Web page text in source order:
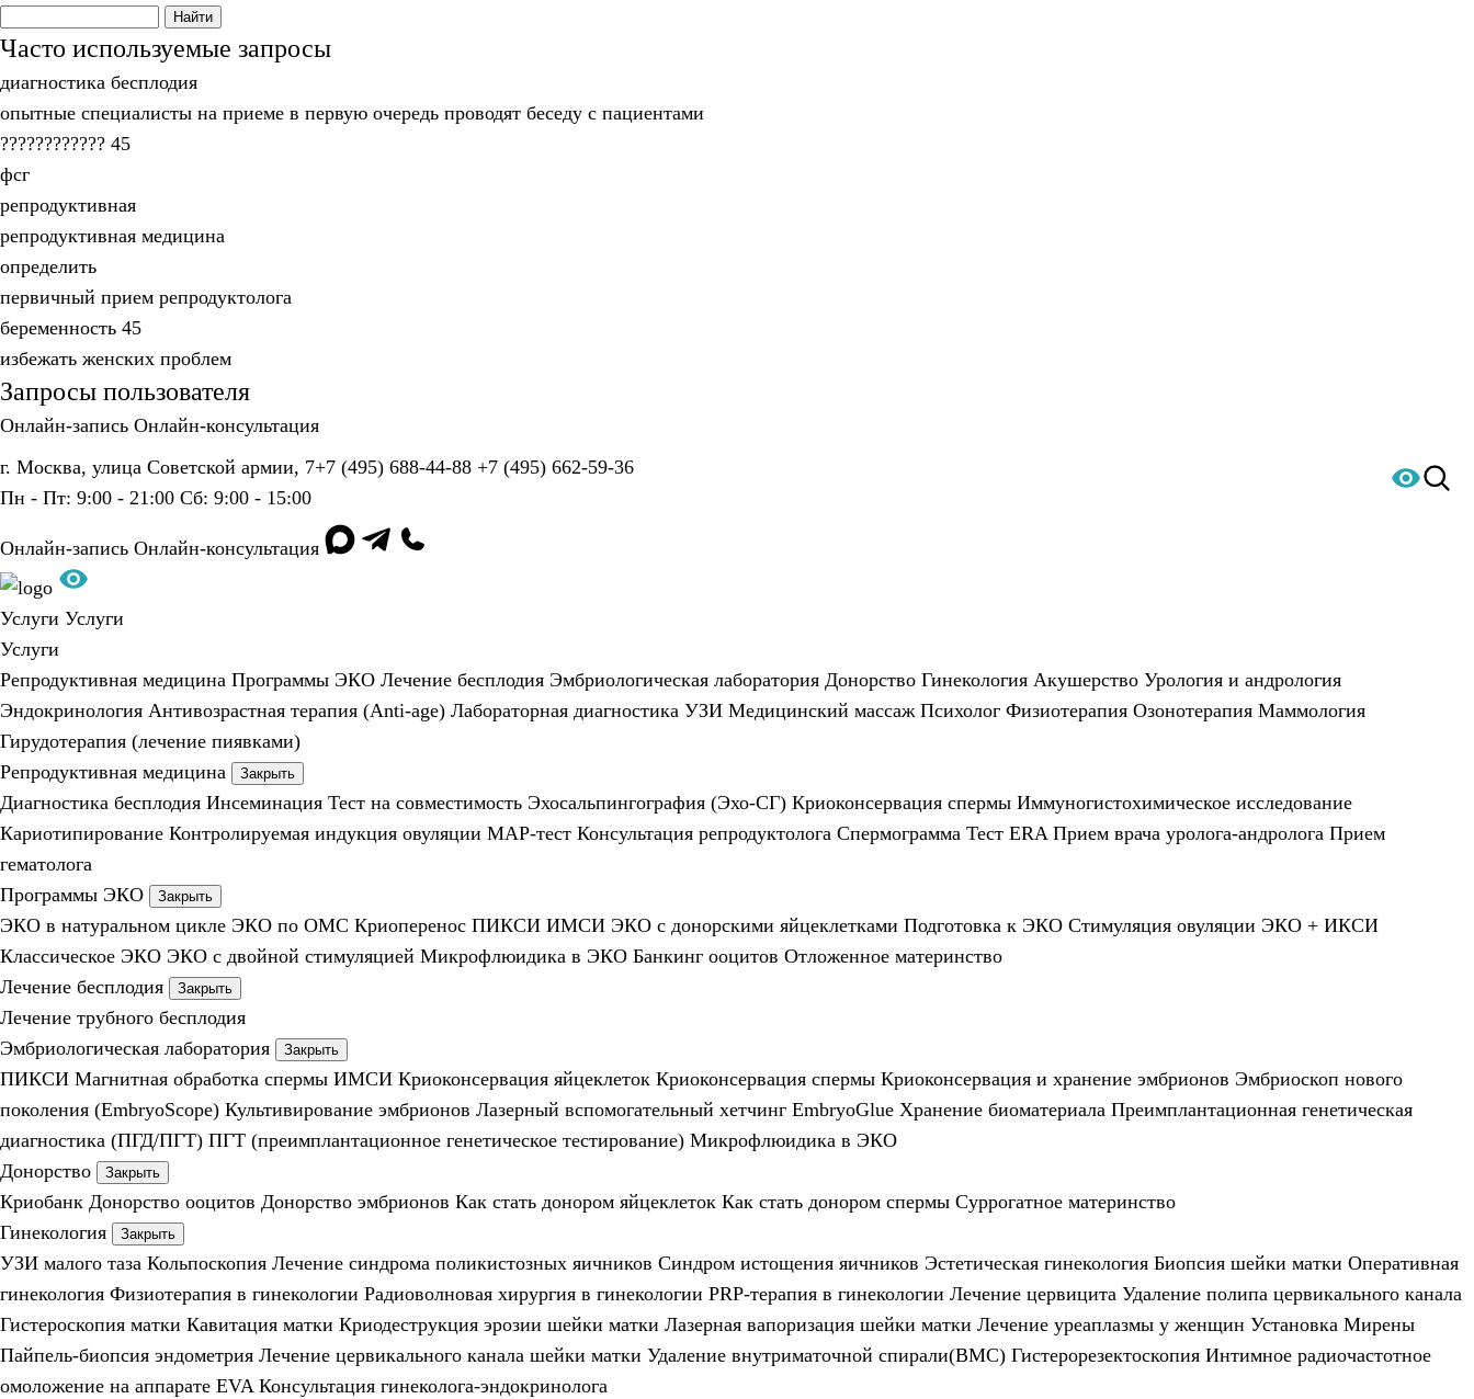
Часто используемые запросы
диагностика бесплодия
опытные специалисты на приеме в первую очередь проводят беседу с пациентами
???????????? 45
фсг
репродуктивная
репродуктивная медицина
определить
первичный прием репродуктолога
беременность 45
избежать женских проблем
Запросы пользователя
Онлайн-запись Онлайн-консультация
г. Москва, улица Советской армии, 7
Пн - Пт: 9:00 - 21:00 Сб: 9:00 - 15:00
+7 (495) 688-44-88 +7 (495) 662-59-36
Онлайн-запись Онлайн-консультация
Услуги Услуги
Услуги
Репродуктивная медицина Программы ЭКО Лечение бесплодия Эмбриологическая лаборатория Донорство Гинекология Акушерство Урология и андрология
Эндокринология Антивозрастная терапия (Anti-age) Лабораторная диагностика УЗИ Медицинский массаж Психолог Физиотерапия Озонотерапия Маммология
Гирудотерапия (лечение пиявками)
Репродуктивная медицина
Закрыть
Диагностика бесплодия Инсеминация Тест на совместимость Эхосальпингография (Эхо-СГ) Криоконсервация спермы Иммуногистохимическое исследование
Кариотипирование Контролируемая индукция овуляции МАР-тест Консультация репродуктолога Спермограмма Тест ERA Прием врача уролога-андролога Прием
гематолога
Программы ЭКО
Закрыть
ЭКО в натуральном цикле ЭКО по ОМС Криоперенос ПИКСИ ИМСИ ЭКО с донорскими яйцеклетками Подготовка к ЭКО Стимуляция овуляции ЭКО + ИКСИ
Классическое ЭКО ЭКО с двойной стимуляцией Микрофлюидика в ЭКО Банкинг ооцитов Отложенное материнство
Лечение бесплодия
Закрыть
Лечение трубного бесплодия
Эмбриологическая лаборатория
Закрыть
ПИКСИ Магнитная обработка спермы ИМСИ Криоконсервация яйцеклеток Криоконсервация спермы Криоконсервация и хранение эмбрионов Эмбриоскоп нового
поколения (EmbryoScope) Культивирование эмбрионов Лазерный вспомогательный хетчинг EmbryoGlue Хранение биоматериала Преимплантационная генетическая
диагностика (ПГД/ПГТ) ПГТ (преимплантационное генетическое тестирование) Микрофлюидика в ЭКО
Донорство
Закрыть
Криобанк Донорство ооцитов Донорство эмбрионов Как стать донором яйцеклеток Как стать донором спермы Суррогатное материнство
Гинекология
Закрыть
УЗИ малого таза Кольпоскопия Лечение синдрома поликистозных яичников Синдром истощения яичников Эстетическая гинекология Биопсия шейки матки Оперативная
гинекология Физиотерапия в гинекологии Радиоволновая хирургия в гинекологии PRP-терапия в гинекологии Лечение цервицита Удаление полипа цервикального канала
Гистероскопия матки Кавитация матки Криодеструкция эрозии шейки матки Лазерная вапоризация шейки матки Лечение уреаплазмы у женщин Установка Мирены
Пайпель-биопсия эндометрия Лечение цервикального канала шейки матки Удаление внутриматочной спирали(ВМС) Гистерорезектоскопия Интимное радиочастотное
омоложение на аппарате EVA Консультация гинеколога-эндокринолога